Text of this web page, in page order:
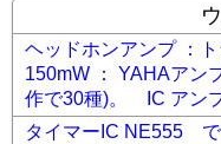
ヘッドホンアンプ ：
150mW ： YAHAアン
作で30種)。 IC アン
タイマーIC NE555